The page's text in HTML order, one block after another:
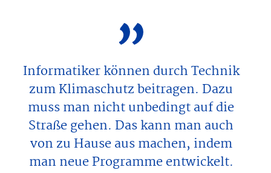
Informatiker können durch Technik
zum Klimaschutz beitragen. Dazu
muss man nicht unbedingt auf die
Straße gehen. Das kann man auch
von zu Hause aus machen, indem
man neue Programme entwickelt.